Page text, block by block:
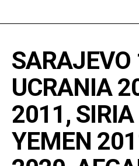
SARAJEVO
UCRANIA
2011,
YEMEN